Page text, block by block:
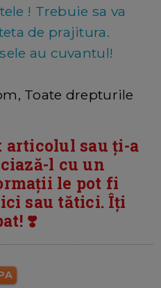
! Trebuie sa va
de prajitura.
au cuvantul!
Toate drepturile
articolul sau ți-a
l cu un
le pot fi
sau tătici. Îți
❣️